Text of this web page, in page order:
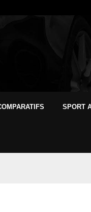
SPORT